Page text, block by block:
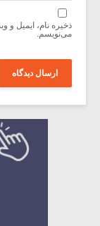
ذخیره نام، ایمیل و
می‌نویسم.